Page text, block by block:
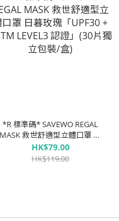
*R 標準碼* SAVEWO REGAL
MASK 救世舒適型立體口罩 日
暮玫瑰「UPF30 + ASTM
LEVEL3 認證」(30片獨立包裝/
HK$79.00
HK$119.00